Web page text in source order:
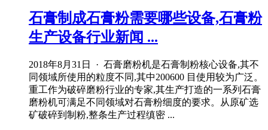
石膏制成石膏粉需要哪些设备,石膏粉
生产设备行业新闻 ...
2018年8月31日 · 石膏磨粉机是石膏制粉核心设备,其不
同领域所使用的粒度不同,其中200600 目使用较为广泛。
重工作为破碎磨粉行业的专家,其生产打造的一系列石膏
磨粉机可满足不同领域对石膏粉细度的要求。从原矿选
矿破碎到制粉,整条生产过程缜密 ...